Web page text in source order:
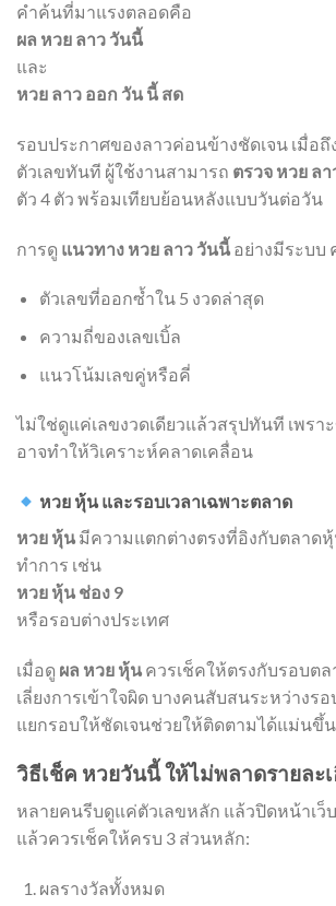
คำค้นที่มาแรงตลอดคือ
ผล หวย ลาว วันนี้
และ
หวย ลาว ออก วัน นี้ สด
รอบประกาศของลาวค่อนข้างชัดเจน เมื่อถึ
ตัวเลขทันที ผู้ใช้งานสามารถ ตรวจ หวย ล
ตัว 4 ตัว พร้อมเทียบย้อนหลังแบบวันต่อวัน
การดู แนวทาง หวย ลาว วันนี้ อย่างมีระบบ
ตัวเลขที่ออกซ้ำใน 5 งวดล่าสุด
ความถี่ของเลขเบิ้ล
แนวโน้มเลขคู่หรือคี่
ไม่ใช่ดูแค่เลขงวดเดียวแล้วสรุปทันที เพรา
อาจทำให้วิเคราะห์คลาดเคลื่อน
หวย หุ้น และรอบเวลาเฉพาะตลาด
หวย หุ้น มีความแตกต่างตรงที่อิงกับตลาดหุ้
ทำการ เช่น
หวย หุ้น ช่อง 9
หรือรอบต่างประเทศ
เมื่อดู ผล หวย หุ้น ควรเช็คให้ตรงกับรอบตล
เลี่ยงการเข้าใจผิด บางคนสับสนระหว่างร
แยกรอบให้ชัดเจนช่วยให้ติดตามได้แม่นขึ้น
วิธีเช็ค หวยวันนี้ ให้ไม่พลาดรายละ
หลายคนรีบดูแค่ตัวเลขหลัก แล้วปิดหน้าเว็
แล้วควรเช็คให้ครบ 3 ส่วนหลัก:
ผลรางวัลทั้งหมด